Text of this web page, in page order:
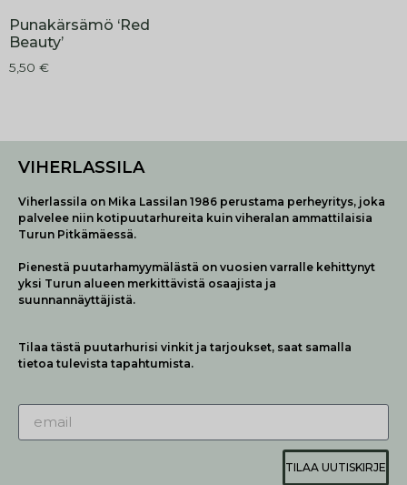
Punakärsämö ‘Red
Beauty’
5,50 €
VIHERLASSILA
Viherlassila on Mika Lassilan 1986 perustama perheyritys, joka
palvelee niin kotipuutarhureita kuin viheralan ammattilaisia
Turun Pitkämäessä.
Pienestä puutarhamyymälästä on vuosien varralle kehittynyt
yksi Turun alueen merkittävistä osaajista ja
suunnannäyttäjistä.
Tilaa tästä puutarhurisi vinkit ja tarjoukset, saat samalla
tietoa tulevista tapahtumista.
TILAA UUTISKIRJE